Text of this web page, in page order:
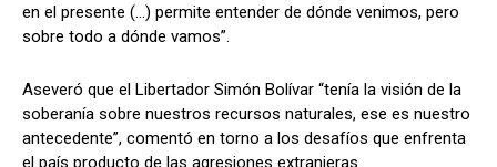
en el presente (...) permite entender de dónde venimos, pero
sobre todo a dónde vamos”.
Aseveró que el Libertador Simón Bolívar “tenía la visión de la
soberanía sobre nuestros recursos naturales, ese es nuestro
antecedente”, comentó en torno a los desafíos que enfrenta
el país producto de las agresiones extranjeras.